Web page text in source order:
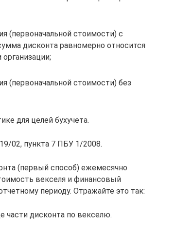
(первоначальной стоимости) c
дисконта равномерно относится
(первоначальной стоимости) без
для целей бухучета.
02, пункта 7 ПБУ 1/2008.
(первый способ) ежемесячно
векселя и финансовый
периоду. Отражайте это так:
части дисконта по векселю.